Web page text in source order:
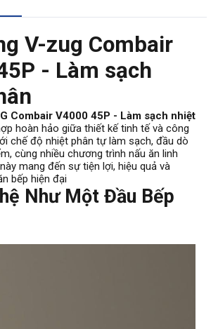
V-zug Combair
- Làm sạch
Combair V4000 45P - Làm sạch nhiệt
hoàn hảo giữa thiết kế tinh tế và công
chế độ nhiệt phân tự làm sạch, đầu dò
cùng nhiều chương trình nấu ăn linh
mang đến sự tiện lợi, hiệu quả và
bếp hiện đại
Như Một Đầu Bếp